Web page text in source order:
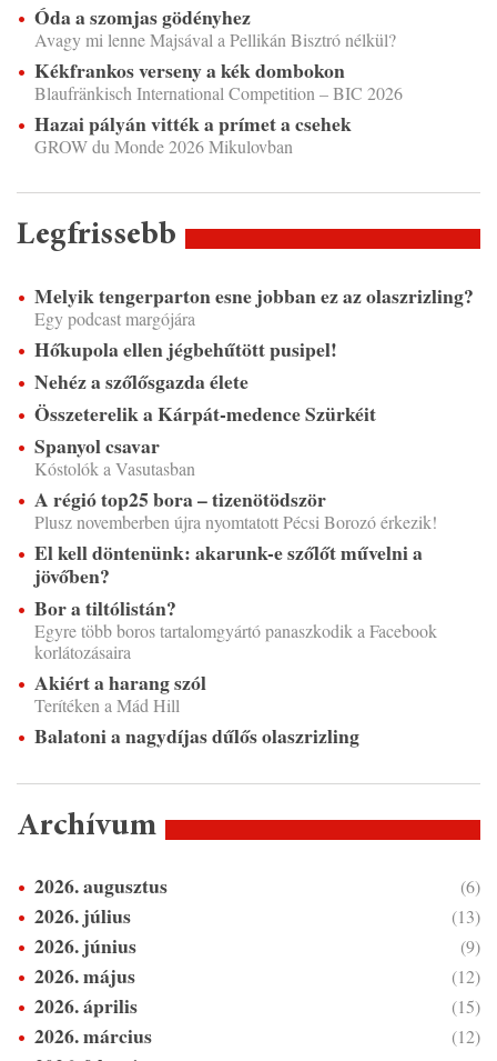
Óda a szomjas gödényhez
Avagy mi lenne Majsával a Pellikán Bisztró nélkül?
Kékfrankos verseny a kék dombokon
Blaufränkisch International Competition – BIC 2026
Hazai pályán vitték a prímet a csehek
GROW du Monde 2026 Mikulovban
Legfrissebb
Melyik tengerparton esne jobban ez az olaszrizling?
Egy podcast margójára
Hőkupola ellen jégbehűtött pusipel!
Nehéz a szőlősgazda élete
Összeterelik a Kárpát-medence Szürkéit
Spanyol csavar
Kóstolók a Vasutasban
A régió top25 bora – tizenötödször
Plusz novemberben újra nyomtatott Pécsi Borozó érkezik!
El kell döntenünk: akarunk-e szőlőt művelni a
jövőben?
Bor a tiltólistán?
Egyre több boros tartalomgyártó panaszkodik a Facebook
korlátozásaira
Akiért a harang szól
Terítéken a Mád Hill
Balatoni a nagydíjas dűlős olaszrizling
Archívum
2026. augusztus (6)
2026. július (13)
2026. június (9)
2026. május (12)
2026. április (15)
2026. március (12)